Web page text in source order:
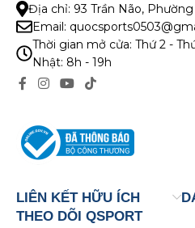
Địa chỉ: 93 Trần Não, Phường
Email:
Thời gian mở cửa: Thứ 2 -
Nhật: 8h - 19h
LIÊN KẾT HỮU ÍCH
THEO DÕI QSPORT